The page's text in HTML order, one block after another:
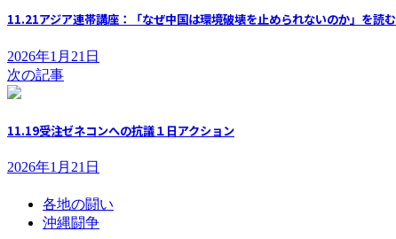
11.21アジア連帯講座：「なぜ中国は環境破壊を止められないのか」を読む
2026年1月21日
次の記事
11.19受注ゼネコンへの抗議１日アクション
2026年1月21日
各地の闘い
沖縄闘争